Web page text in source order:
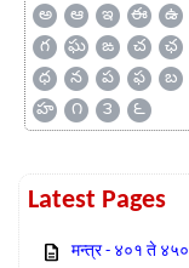
అ ఆ ఇ ఈ ఉ
గ
ఘ ఙ చ ఛ
ధ
న ప ఫ బ
హ
౧ ౩ ౬
Latest Pages
मन्त्र - ४०१ ते ४५०